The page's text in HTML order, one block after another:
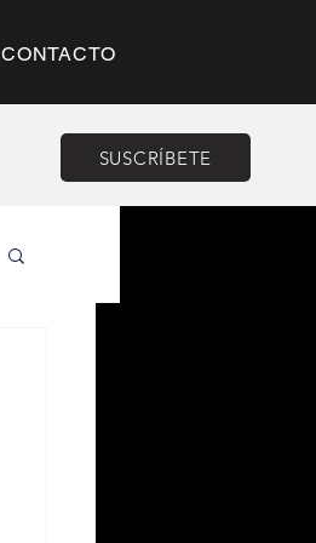
CONTACTO
SUSCRÍBETE